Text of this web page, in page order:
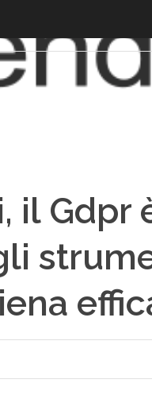
il Gdpr